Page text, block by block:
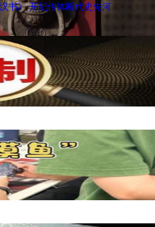
书》 开纪传体断代史先河